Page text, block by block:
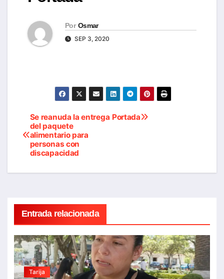
Por Osmar
SEP 3, 2020
Navegación
de
entradas
Portada
Se reanuda la entrega
del paquete
alimentario para
personas con
discapacidad
Entrada relacionada
Tarija